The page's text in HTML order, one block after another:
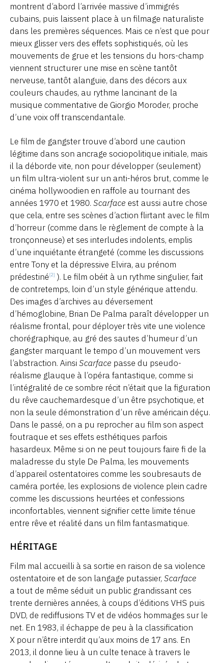
montrent d’abord l’arrivée massive d’immigrés
cubains, puis laissent place à un filmage naturaliste
dans les premières séquences. Mais ce n’est que pour
mieux glisser vers des effets sophistiqués, où les
mouvements de grue et les tensions du hors-champ
viennent structurer une mise en scène tantôt
nerveuse, tantôt alanguie, dans des décors aux
couleurs chaudes, au rythme lancinant de la
musique commentative de Giorgio Moroder, proche
d’une voix off transcendantale.
Le film de gangster trouve d’abord une caution
légitime dans son ancrage sociopolitique initiale, mais
il la déborde vite, non pour développer (seulement)
un film ultra-violent sur un anti-héros brut, comme le
cinéma hollywoodien en raffole au tournant des
années 1970 et 1980. Scarface est aussi autre chose
que cela, entre ses scènes d’action flirtant avec le film
d’horreur (comme dans le règlement de compte à la
tronçonneuse) et ses interludes indolents, emplis
d’une inquiétante étrangeté (comme les discussions
entre Tony et la dépressive Elvira, au prénom
prédestiné[2] ). Le film obéit à un rythme singulier, fait
de contretemps, loin d’un style générique attendu.
Des images d’archives au déversement
d’hémoglobine, Brian De Palma paraît développer un
réalisme frontal, pour déployer très vite une violence
chorégraphique, au gré des sautes d’humeur d’un
gangster marquant le tempo d’un mouvement vers
l’abstraction. Ainsi Scarface passe du pseudo-
réalisme glauque à l’opéra fantastique, comme si
l’intégralité de ce sombre récit n’était que la figuration
du rêve cauchemardesque d’un être psychotique, et
non la seule démonstration d’un rêve américain déçu.
Dans le passé, on a pu reprocher au film son aspect
foutraque et ses effets esthétiques parfois
hasardeux. Même si on ne peut toujours faire fi de la
maladresse du style De Palma, les mouvements
d’appareil ostentatoires comme les soubresauts de
caméra portée, les explosions de violence plein cadre
comme les discussions heurtées et confessions
inconfortables, viennent signifier cette limite ténue
entre rêve et réalité dans un film fantasmatique.
HÉRITAGE
Film mal accueilli à sa sortie en raison de sa violence
ostentatoire et de son langage putassier, Scarface
a tout de même séduit un public grandissant ces
trente dernières années, à coups d’éditions VHS puis
DVD, de rediffusions TV et de vidéos hommages sur le
net. En 1983, il échappe de peu à la classification
X pour n’être interdit qu’aux moins de 17 ans. En
2013, il donne lieu à un culte tenace à travers le